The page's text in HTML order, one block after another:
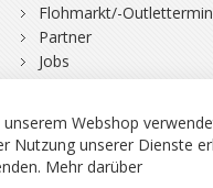
Flohmarkt/-
Partner
Jobs
unserem Webshop
Nutzung unserer Dienste
Mehr darüber